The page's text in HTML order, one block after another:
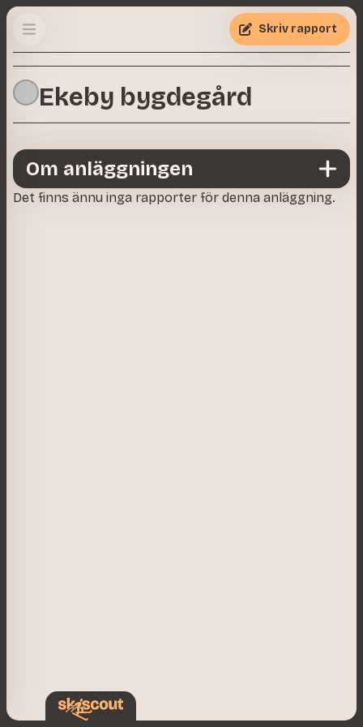
Ekeby bygdegård
Skriv rapport
Det finns ännu inga rapporter för denna anläggning.
Om anläggningen